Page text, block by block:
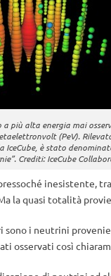
più alta energia mai
(PeV).
IceCube, è stato
Crediti: IceCube
inesistente,
la quasi totalità
sono i neutrini
osservati così